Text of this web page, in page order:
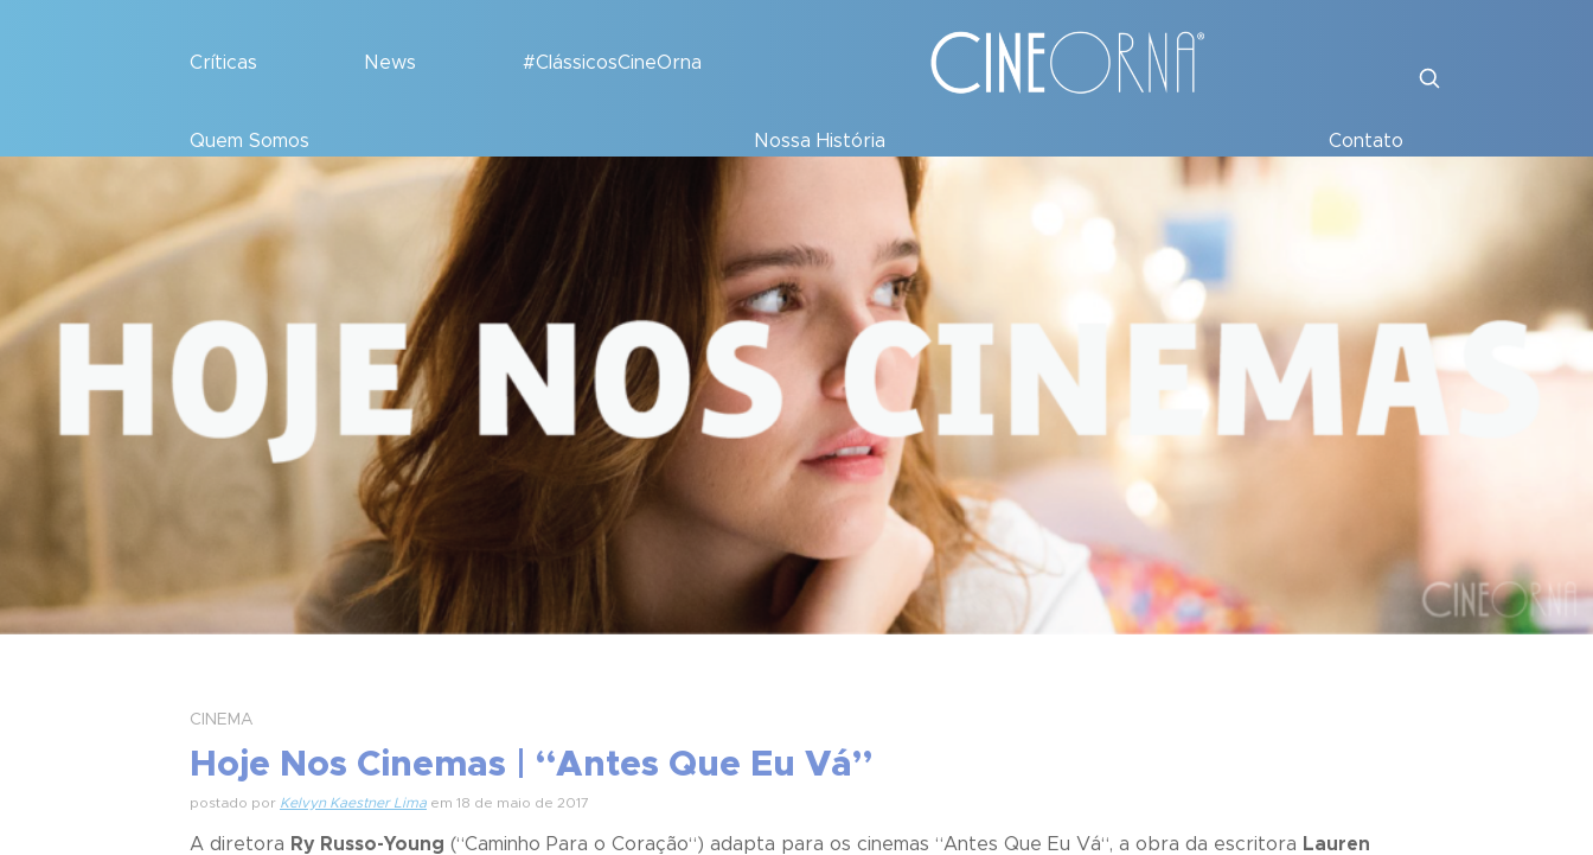
Críticas News #ClássicosCineOrna
Quem Somos Nossa História Contato
CINEMA
Hoje Nos Cinemas | “Antes Que Eu Vá”
postado por Kelvyn Kaestner Lima em 18 de maio de 2017
A diretora Ry Russo-Young (“Caminho Para o Coração“) adapta para os cinemas “Antes Que Eu Vá“, a obra da escritora Lauren